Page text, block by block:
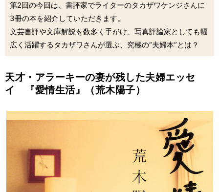
第2回の今回は、書評家でライターのタカザワケンジさんに
3冊の本を紹介していただきます。
文芸書評や文庫解説を数多く手がけ、写真評論家としても幅
広く活躍するタカザワさんが選ぶ、究極の“夫婦本”とは？
天才・アラーキーの妻が残した夫婦エッセ
イ 『愛情生活』（荒木陽子）